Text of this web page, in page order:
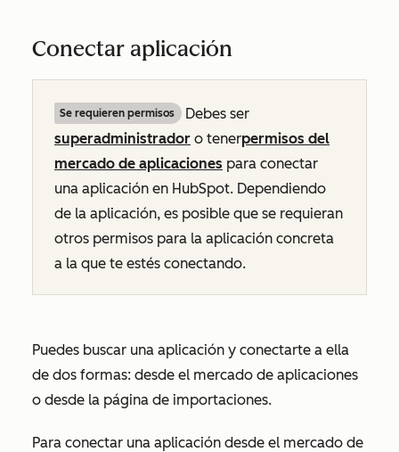
Conectar aplicación
Se requieren permisos
Debes ser
superadministrador o tenerpermisos del
mercado de aplicaciones para conectar
una aplicación en HubSpot. Dependiendo
de la aplicación, es posible que se requieran
otros permisos para la aplicación concreta
a la que te estés conectando.
Puedes buscar una aplicación y conectarte a ella
de dos formas: desde el mercado de aplicaciones
o desde la página de importaciones.
Para conectar una aplicación desde el mercado de